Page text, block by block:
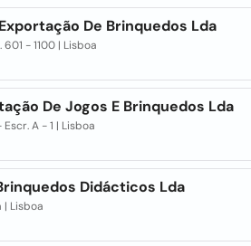
De Brinquedos Lda
601 - 1100 | Lisboa
De Jogos E Brinquedos Lda
A - 1 | Lisboa
Didácticos Lda
| Lisboa